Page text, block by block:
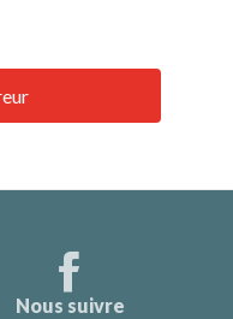
Nous suivre